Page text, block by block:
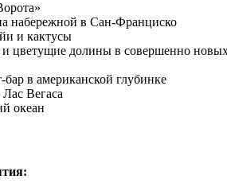
набережной в Сан-Франциско
и кактусы
цветущие долины в совершенно
в американской глубинке
Вегаса
океан